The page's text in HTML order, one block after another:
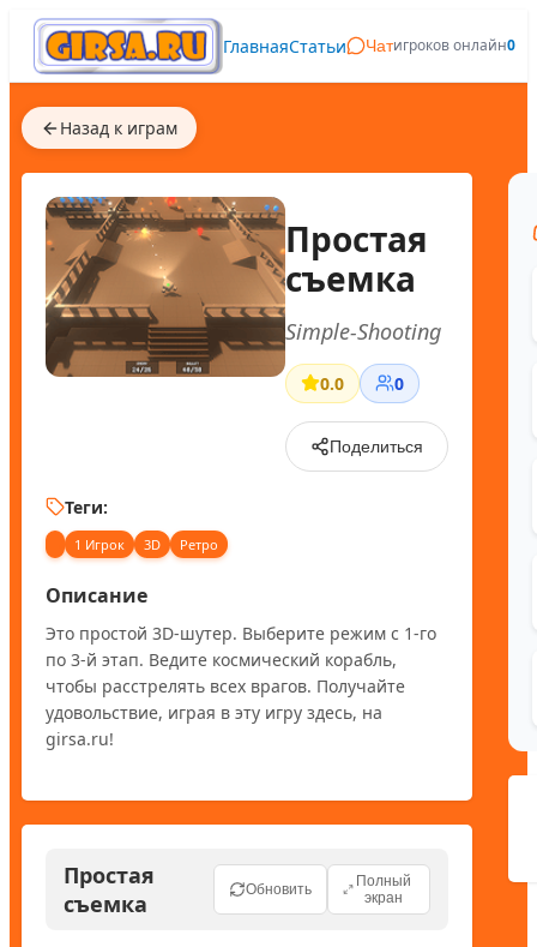
ГлавнаяСтатьи Чатигроков онлайн0
Назад к играм
Простая
съемка
Simple-Shooting
0.0 0
Поделиться
Теги:
1 Игрок 3D Ретро
Описание
Это простой 3D-шутер. Выберите режим с 1-го
по 3-й этап. Ведите космический корабль,
чтобы расстрелять всех врагов. Получайте
удовольствие, играя в эту игру здесь, на
girsa.ru!
Простая
съемка
Обновить
Полный
экран